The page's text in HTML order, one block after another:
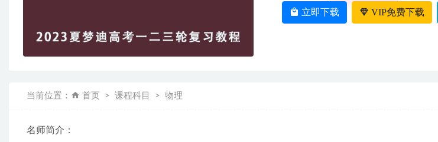
立即下载 VIP免费下载
当前位置： 首页 课程科目 物理
名师简介：
周永亮高中数学网课作业帮2023周永亮高二数学